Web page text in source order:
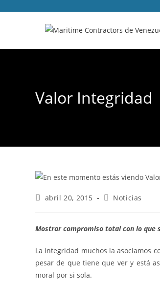
Valor Integridad
abril 20, 2015 Noticias
Mostrar compromiso total con lo que
La integridad muchos la asociamos
pesar de que tiene que ver y está
moral por si sola.